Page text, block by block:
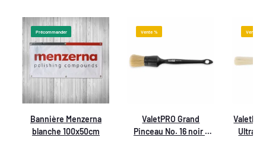
Précommander
Bannière Menzerna
blanche 100x50cm
Vente %
ValetPRO Grand
Pinceau No. 16 noir -
Vente %
Ultra